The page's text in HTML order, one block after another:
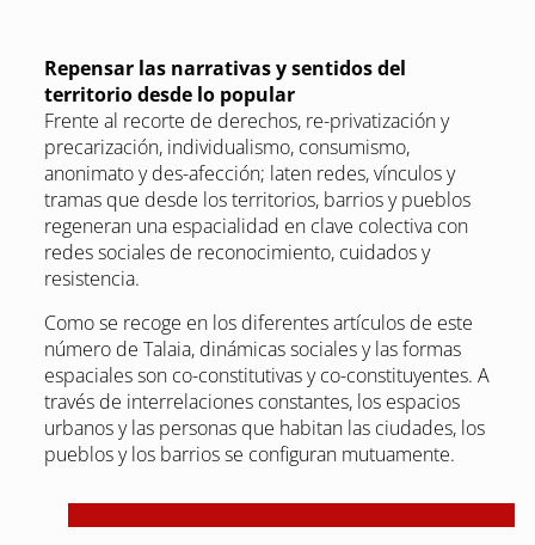
Repensar las narrativas y sentidos del
territorio desde lo popular
Frente al recorte de derechos, re-privatización y
precarización, individualismo, consumismo,
anonimato y des-afección; laten redes, vínculos y
tramas que desde los territorios, barrios y pueblos
regeneran una espacialidad en clave colectiva con
redes sociales de reconocimiento, cuidados y
resistencia.
Como se recoge en los diferentes artículos de este
número de Talaia, dinámicas sociales y las formas
espaciales son co-constitutivas y co-constituyentes. A
través de interrelaciones constantes, los espacios
urbanos y las personas que habitan las ciudades, los
pueblos y los barrios se configuran mutuamente.